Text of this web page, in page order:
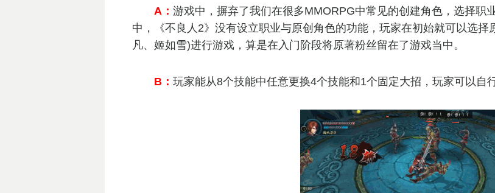
A： 游戏中，摒弃了我们在很多MMORPG中常见的创建角色，选择职
中，《不良人2》没有设立职业与原创角色的功能，玩家在初始就可以选
凡、姬如雪)进行游戏，算是在入门阶段将原著粉丝留在了游戏当中。
B： 玩家能从8个技能中任意更换4个技能和1个固定大招，玩家可以自